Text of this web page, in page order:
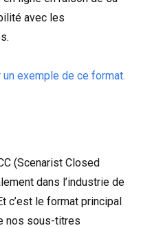
avec les
exemple de ce format.
(Scenarist Closed
dans l’industrie de
c’est le format principal
nos sous-titres